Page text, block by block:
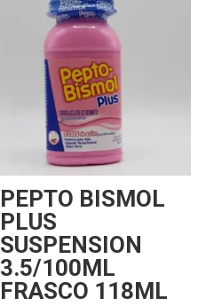
PEPTO BISMOL
PLUS
SUSPENSION
3.5/100ML
FRASCO 118ML